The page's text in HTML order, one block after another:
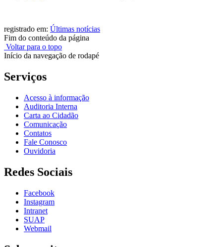
registrado em: Últimas notícias
Fim do conteúdo da página
Voltar para o topo
Início da navegação de rodapé
Serviços
Acesso à informação
Auditoria Interna
Carta ao Cidadão
Comunicação
Contatos
Fale Conosco
Ouvidoria
Redes Sociais
Facebook
Instagram
Intranet
SUAP
Webmail